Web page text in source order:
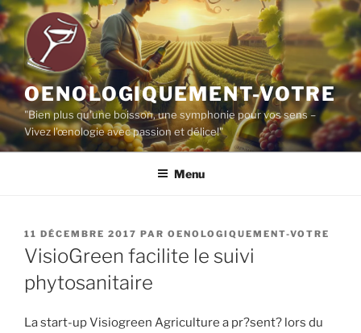
Aller
au
contenu
principal
OENOLOGIQUEMENT-VOTRE
"Bien plus qu'une boisson, une symphonie pour vos sens –
Vivez l'œnologie avec passion et délice!"
Menu
PUBLIÉ
LE
11 DÉCEMBRE 2017 PAR OENOLOGIQUEMENT-VOTRE
VisioGreen facilite le suivi
phytosanitaire
La start-up Visiogreen Agriculture a pr?sent? lors du